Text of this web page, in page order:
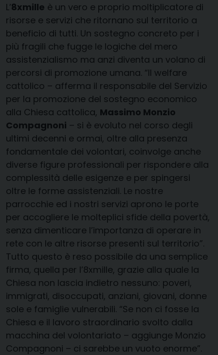
L’8xmille è un vero e proprio moltiplicatore di
risorse e servizi che ritornano sul territorio a
beneficio di tutti. Un sostegno concreto per i
più fragili che fugge le logiche del mero
assistenzialismo ma anzi diventa un volano di
percorsi di promozione umana. “Il welfare
cattolico – afferma il responsabile del Servizio
per la promozione del sostegno economico
alla Chiesa cattolica, Massimo Monzio
Compagnoni – si è evoluto nel corso degli
ultimi decenni e ormai, oltre alla presenza
fondamentale dei volontari, coinvolge anche
diverse figure professionali per rispondere alla
complessità delle esigenze e per spingersi
oltre le forme assistenziali. Le nostre
parrocchie ed i nostri servizi aprono le porte
per accogliere le molteplici sfide della povertà,
senza dimenticare l’importanza di operare in
rete con le altre risorse presenti sul territorio”.
Tutto questo è reso possibile da una semplice
firma, quella per l’8xmille, grazie alla quale la
Chiesa non lascia indietro nessuno: poveri,
immigrati, disoccupati, anziani, giovani, donne
sole e famiglie vulnerabili. “Se non ci fosse la
Chiesa e il lavoro straordinario svolto dalla
macchina del volontariato – aggiunge Monzio
Compagnoni – ci sarebbe un vuoto enorme”.